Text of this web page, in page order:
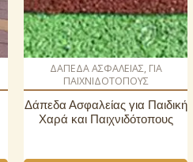
ΔΑΠΕΔΑ ΑΣΦΑΛΕΙΑΣ, ΓΙΑ
ΠΑΙΧΝΙΔΟΤΟΠΟΥΣ
Δάπεδα Ασφαλείας για Παιδική
Χαρά και Παιχνιδότοπους